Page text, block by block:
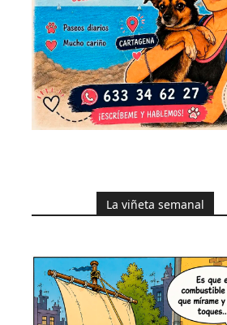
La viñeta semanal